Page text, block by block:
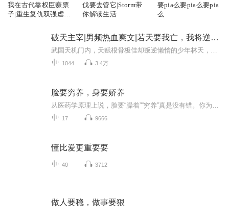
我在古代靠权臣赚票
子|重生复仇双强虐
文|免费多人有声剧
伐要去管它|Storm带
你解读生活
要pia么要pia么要pia
么
破天主宰|男频热血爽文|若天要我亡，我将逆伐苍天
1044 3.4万
脸要穷养，身要娇养
17 9666
懂比爱更重要要
40 3712
做人要稳，做事要狠